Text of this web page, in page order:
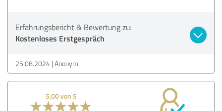
Erfahrungsbericht & Bewertung zu:
Kostenloses Erstgespräch
25.08.2024 Anonym
5,00 von 5